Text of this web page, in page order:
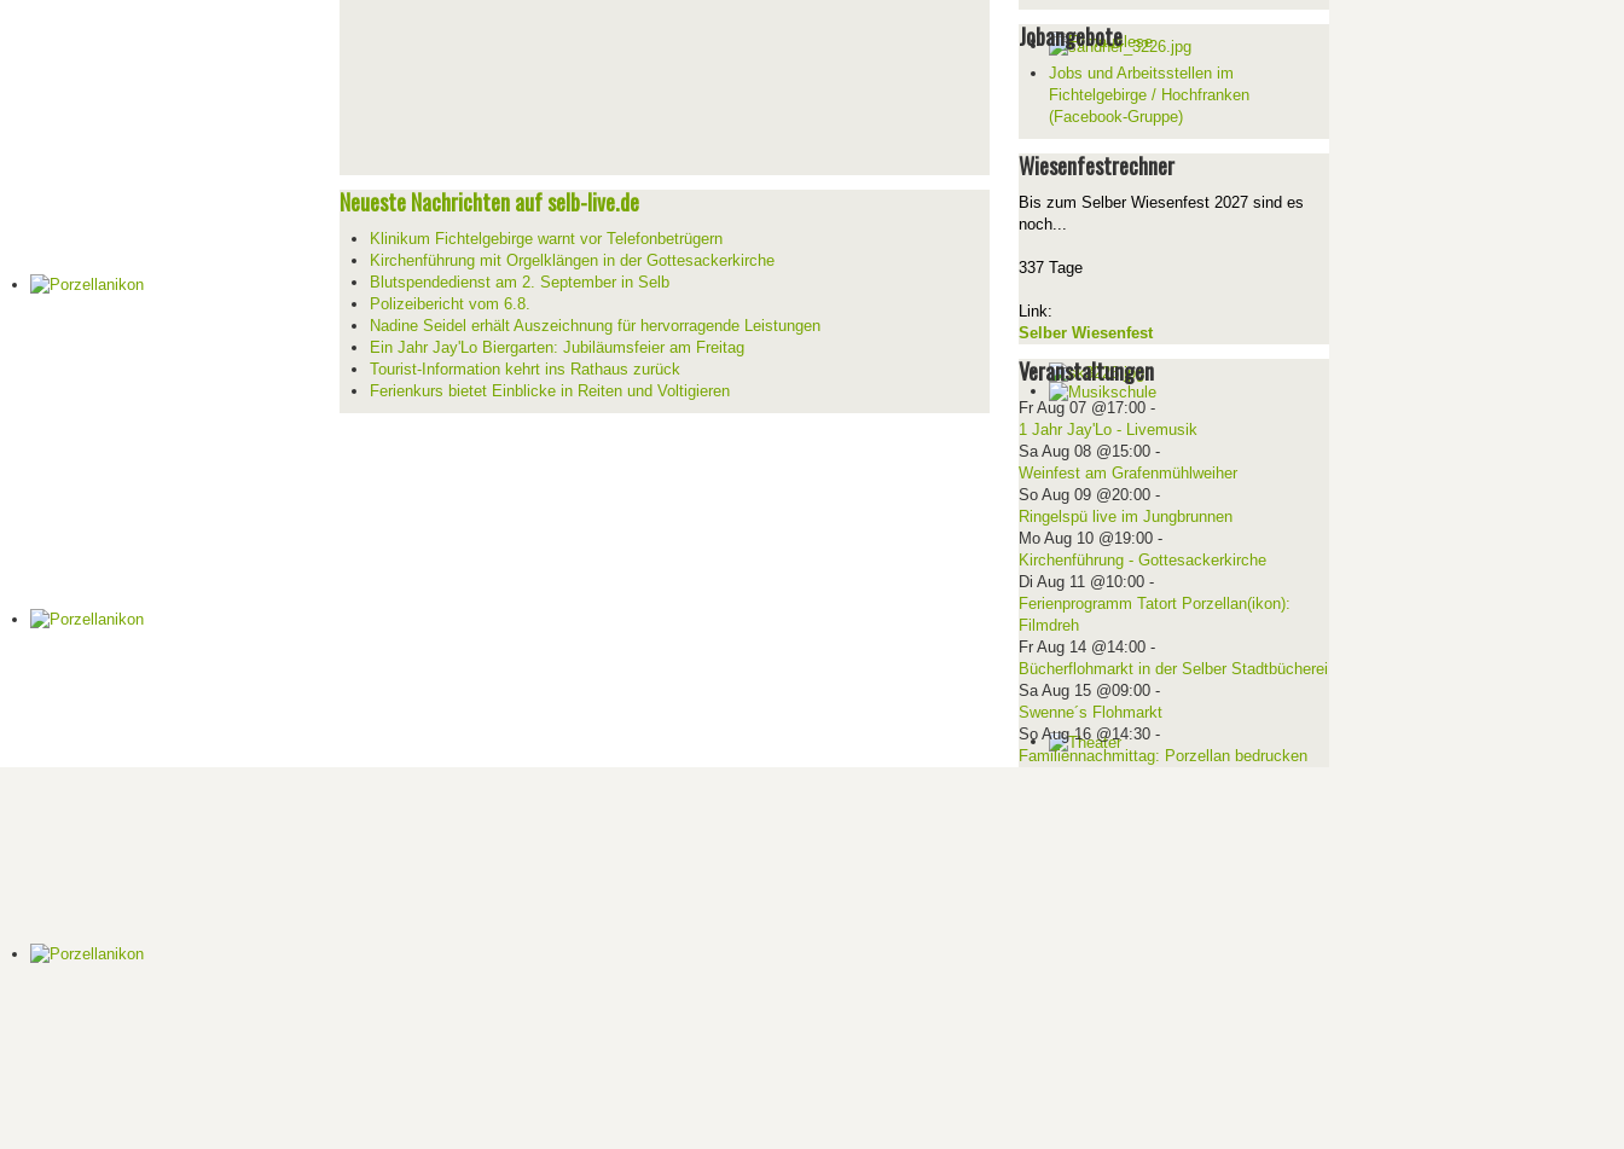
Neueste Nachrichten auf selb-live.de
Klinikum Fichtelgebirge warnt vor Telefonbetrügern
Kirchenführung mit Orgelklängen in der Gottesackerkirche
Blutspendedienst am 2. September in Selb
Polizeibericht vom 6.8.
Nadine Seidel erhält Auszeichnung für hervorragende Leistungen
Ein Jahr Jay'Lo Biergarten: Jubiläumsfeier am Freitag
Tourist-Information kehrt ins Rathaus zurück
Ferienkurs bietet Einblicke in Reiten und Voltigieren
Jobangebote
Jobs und Arbeitsstellen im
Fichtelgebirge / Hochfranken
(Facebook-Gruppe)
Wiesenfestrechner
Bis zum Selber Wiesenfest 2027 sind es
noch...
337 Tage
Link:
Selber Wiesenfest
Veranstaltungen
Fr Aug 07 @17:00-
1 Jahr Jay'Lo - Livemusik
Sa Aug 08 @15:00-
Weinfest am Grafenmühlweiher
So Aug 09 @20:00-
Ringelspü live im Jungbrunnen
Mo Aug 10 @19:00-
Kirchenführung - Gottesackerkirche
Di Aug 11 @10:00-
Ferienprogramm Tatort Porzellan(ikon):
Filmdreh
Fr Aug 14 @14:00-
Bücherflohmarkt in der Selber Stadtbücherei
Sa Aug 15 @09:00-
Swenne´s Flohmarkt
So Aug 16 @14:30-
Familiennachmittag: Porzellan bedrucken